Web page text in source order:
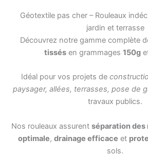
Géotextile pas cher – Rouleaux
jardin et terrasse
Découvrez notre gamme complète
tissésen grammages 150g
Idéal pour vos projets de
paysager, allées, terrasses, pose de
travaux publics.
Nos rouleaux assurent séparation des
optimale, drainage efficace et
sols.